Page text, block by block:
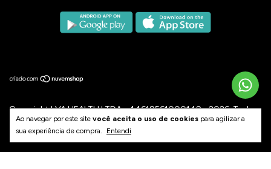
Ao navegar por este site você aceita o uso de cookies para agilizar a
sua experiência de compra.
Entendi
Copyright LVA HEALTH LTDA - 44619561000149 - 2026. Todos
os direitos reservados.